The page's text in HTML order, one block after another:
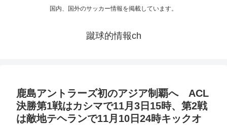
国内、国外のサッカー情報を掲載しています。
蹴球的情報ch
鹿島アントラーズ初のアジア制覇へ ACL
決勝第1戦はカシマで11月3日15時、第2戦
は敵地テヘランで11月10日24時キックオ